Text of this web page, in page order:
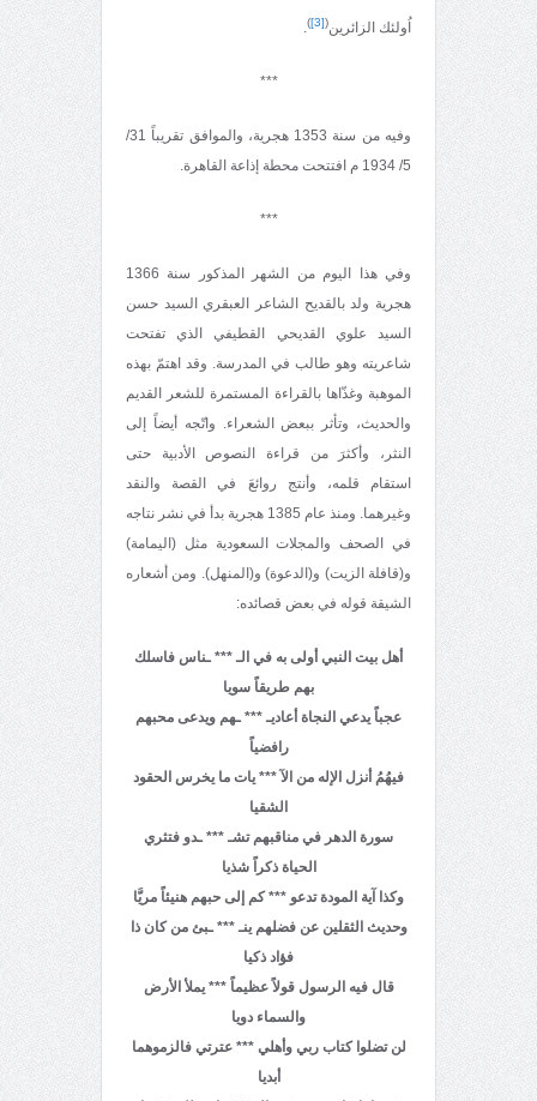
اُولئك الزائرين(
[3]
)
.
***
وفيه من سنة 1353 هجرية، والموافق تقريباً 31/
5/ 1934 م افتتحت محطة إذاعة القاهرة.
***
وفي هذا اليوم من الشهر المذكور سنة 1366
هجرية ولد بالقديح الشاعر العبقري السيد حسن
السيد علوي القديحي القطيفي الذي تفتحت
شاعريته وهو طالب في المدرسة. وقد اهتمّ بهذه
الموهبة وغذّاها بالقراءة المستمرة للشعر القديم
والحديث، وتأثر ببعض الشعراء. واتّجه أيضاً إلى
النثر، وأكثرَ من قراءة النصوص الأدبية حتى
استقام قلمه، وأنتج روائعَ في القصة والنقد
وغيرهما. ومنذ عام 1385 هجرية بدأ في نشر نتاجه
في الصحف والمجلات السعودية مثل (اليمامة)
و(قافلة الزيت) و(الدعوة) و(المنهل). ومن أشعاره
الشيقة قوله في بعض قصائده:
أهل بيت النبي أولى به في الـ *** ـناس فاسلك
بهم طريقاً سويا
عجباً يدعي النجاة أعاديـ *** ـهم ويدعى محبهم
رافضياً
فيهُمُ أنزل الإله من الآ *** يات ما يخرس الحقود
الشقيا
سورة الدهر في مناقبهم تشـ *** ـدو فتثري
الحياة ذكراً شذيا
وكذا آية المودة تدعو *** كم إلى حبهم هنيئاً مريَّا
وحديث الثقلين عن فضلهم ينـ *** ـبئ من كان ذا
فؤاد ذكيا
قال فيه الرسول قولاً عظيماً *** يملأ الأرض
والسماء دويا
لن تضلوا كتاب ربي وأهلي *** عترتي فالزموهما
أبديا